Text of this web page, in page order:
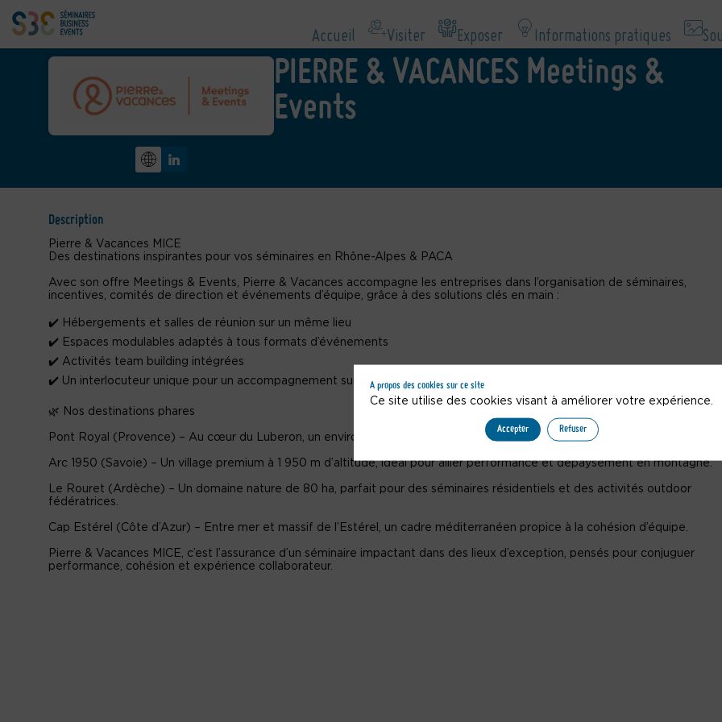
Accueil Visiter Exposer Informations pratiques
PIERRE & VACANCES Meetings &
Events
Description
Pierre & Vacances MICE
Des destinations inspirantes pour vos séminaires en Rhône-Alpes & PACA
Avec son offre Meetings & Events, Pierre & Vacances accompagne les entreprises dans l’organisation de séminaires,
incentives, comités de direction et événements d’équipe, grâce à des solutions clés en main :
✔️ Hébergements et salles de réunion sur un même lieu
✔️ Espaces modulables adaptés à tous formats d’événements
✔️ Activités team building intégrées
✔️ Un interlocuteur unique pour un accompagnement sur mesure
🌿 Nos destinations phares
Pont Royal (Provence) – Au cœur du Luberon, un environnement authentique pour conjuguer travail et art de vivre
Arc 1950 (Savoie) – Un village premium à 1 950 m d’altitude, idéal pour allier performance et dépaysement en montagne.
Le Rouret (Ardèche) – Un domaine nature de 80 ha, parfait pour des séminaires résidentiels et des activités outdoor
fédératrices.
Cap Estérel (Côte d’Azur) – Entre mer et massif de l’Estérel, un cadre méditerranéen propice à la cohésion d’équipe.
Pierre & Vacances MICE, c’est l’assurance d’un séminaire impactant dans des lieux d’exception, pensés pour conjuguer
performance, cohésion et expérience collaborateur.
A propos des cookies sur ce site
Ce site utilise des cookies visant à améliorer votre expérience.
Accepter Refuser